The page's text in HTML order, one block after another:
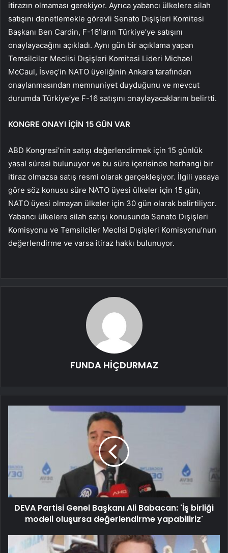
itirazın olmaması gerekiyor. Ayrıca yabancı ülkelere silah
satışını denetlemekle görevli Senato Dışişleri Komitesi
Başkanı Ben Cardin, F-16’ların Türkiye’ye satışını
onaylayacağını açıkladı. Aynı gün bir açıklama yapan
Temsilciler Meclisi Dışişleri Komitesi Lideri Michael
McCaul, İsveç’in NATO üyeliğinin Ankara tarafından
onaylanmasından memnuniyet duyduğunu ve mevcut
durumda Türkiye’ye F-16 satışını onaylayacaklarını belirtti.
KONGRE ONAYI İÇİN 15 GÜN VAR
ABD Kongresi’nin satışı değerlendirmek için 15 günlük
yasal süresi bulunuyor ve bu süre içerisinde herhangi bir
itiraz olmazsa satış resmi olarak gerçekleşiyor. İlgili yasaya
göre söz konusu süre NATO üyesi ülkeler için 15 gün,
NATO üyesi olmayan ülkeler için 30 gün olarak belirtiliyor.
Yabancı ülkelere silah satışı konusunda Senato Dışişleri
Komisyonu ve Temsilciler Meclisi Dışişleri Komisyonu’nun
değerlendirme ve varsa itiraz hakkı bulunuyor.
FUNDA HİÇDURMAZ
DEVA Partisi Genel Başkanı Ali Babacan: 'İş birliği
modeli oluşursa değerlendirme yapabiliriz'